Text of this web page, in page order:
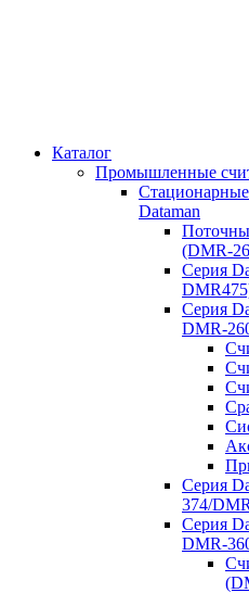
Каталог
Промышленные
Dataman
(DMR-
Серия
Cерия
DMR-
Серия
374/
Серия
DMR-